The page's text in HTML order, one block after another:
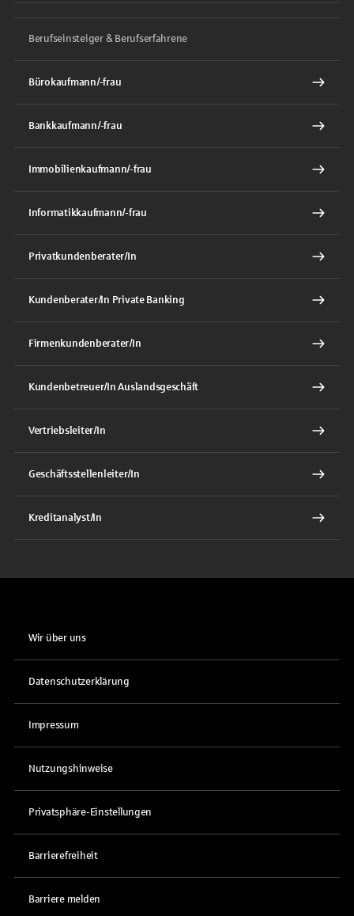
Berufseinsteiger & Berufserfahrene
Bürokaufmann/-frau
Bankkaufmann/-frau
Immobilienkaufmann/-frau
Informatikkaufmann/-frau
Privatkundenberater/In
Kundenberater/In Private Banking
Firmenkundenberater/In
Kundenbetreuer/In Auslandsgeschäft
Vertriebsleiter/In
Geschäftsstellenleiter/In
Kreditanalyst/In
Wir über uns
Datenschutzerklärung
Impressum
Nutzungshinweise
Privatsphäre-Einstellungen
Barrierefreiheit
Barriere melden